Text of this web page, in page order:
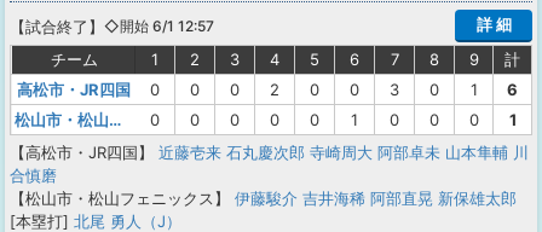
【試合終了 】 ◇開始 6/1 12:57
詳 細
チーム
1 2 3 4 5 6 7 8 9
計
高松市・JR四国
0 0 0 2 0 0 3 0 1
6
松山市・松山フェニックス
0 0 0 0 0 1 0 0 0
1
【高松市・JR四国】
近藤壱来 石丸慶次郎 寺崎周大 阿部卓未 山本隼輔 川
合慎磨
【松山市・松山フェニックス】
伊藤駿介 吉井海稀 阿部直晃 新保雄太郎
[本塁打] 北尾 勇人（J）